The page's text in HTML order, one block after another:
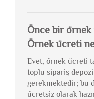
Önce bir
Örnek ücreti
Evet, örnek ücreti
toplu sipariş
gerekmektedir; bu
ücretsiz olarak